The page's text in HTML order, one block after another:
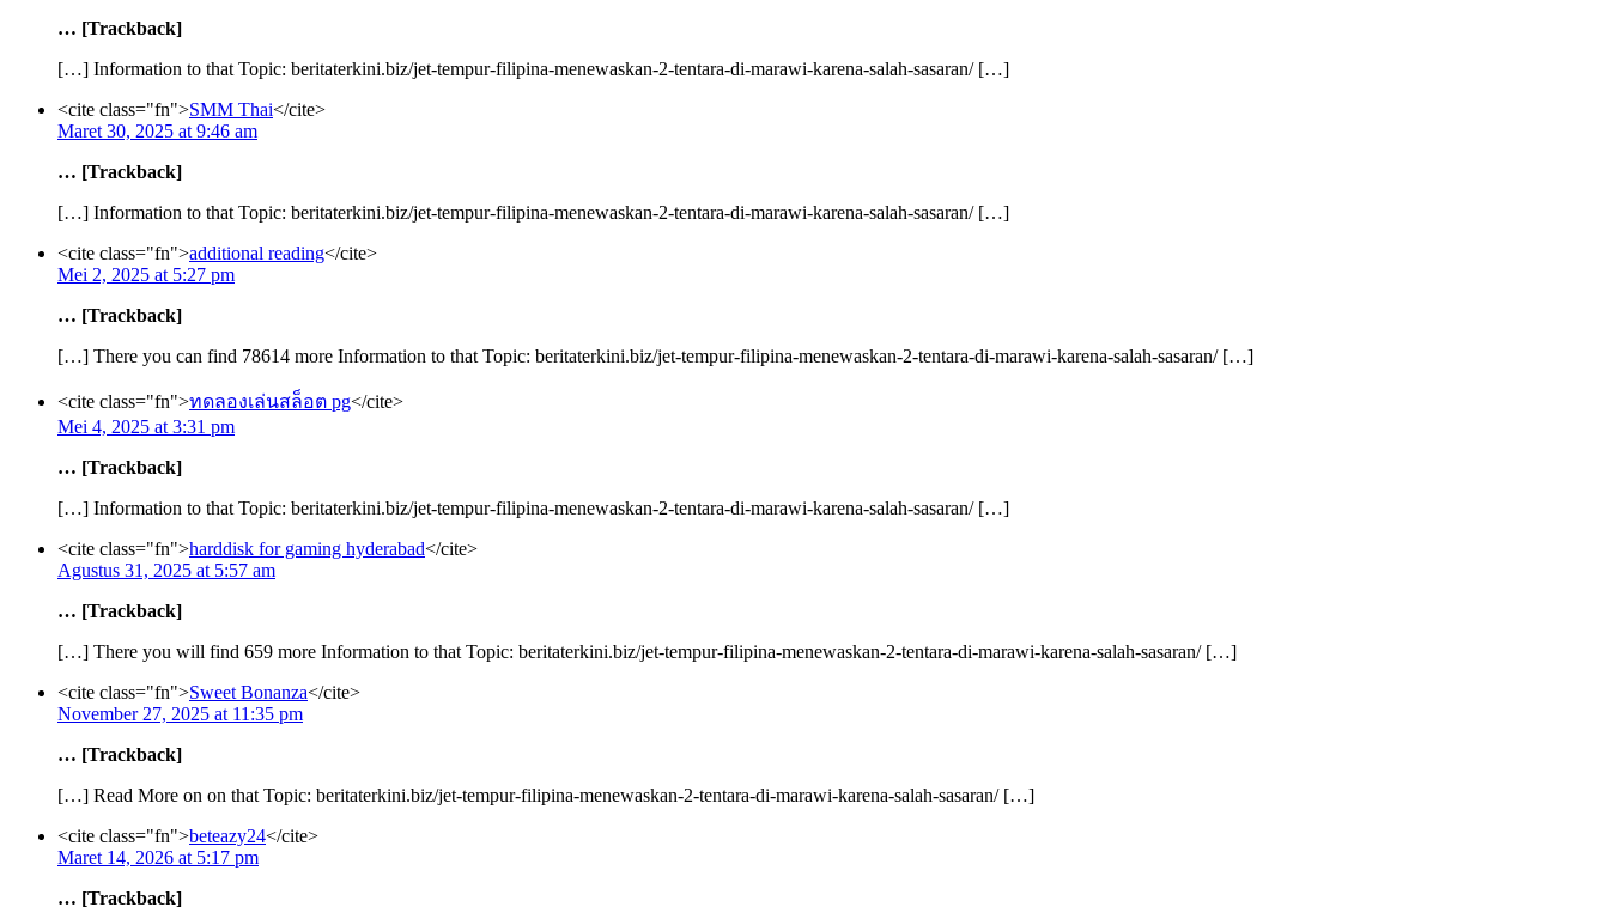
… [Trackback]
[…] Information to that Topic: beritaterkini.biz/jet-tempur-filipina-menewaskan-2-tentara-di-marawi-karena-salah-sasaran/ […]
<cite class="fn">SMM Thai</cite>
Maret 30, 2025 at 9:46 am
… [Trackback]
[…] Information to that Topic: beritaterkini.biz/jet-tempur-filipina-menewaskan-2-tentara-di-marawi-karena-salah-sasaran/ […]
<cite class="fn">additional reading</cite>
Mei 2, 2025 at 5:27 pm
… [Trackback]
[…] There you can find 78614 more Information to that Topic: beritaterkini.biz/jet-tempur-filipina-menewaskan-2-tentara-di-marawi-karena-salah-sasaran/ […]
<cite class="fn">ทดลองเล่นสล็อต pg</cite>
Mei 4, 2025 at 3:31 pm
… [Trackback]
[…] Information to that Topic: beritaterkini.biz/jet-tempur-filipina-menewaskan-2-tentara-di-marawi-karena-salah-sasaran/ […]
<cite class="fn">harddisk for gaming hyderabad</cite>
Agustus 31, 2025 at 5:57 am
… [Trackback]
[…] There you will find 659 more Information to that Topic: beritaterkini.biz/jet-tempur-filipina-menewaskan-2-tentara-di-marawi-karena-salah-sasaran/ […]
<cite class="fn">Sweet Bonanza</cite>
November 27, 2025 at 11:35 pm
… [Trackback]
[…] Read More on on that Topic: beritaterkini.biz/jet-tempur-filipina-menewaskan-2-tentara-di-marawi-karena-salah-sasaran/ […]
<cite class="fn">beteazy24</cite>
Maret 14, 2026 at 5:17 pm
… [Trackback]